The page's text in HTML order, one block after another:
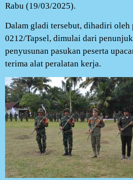
Rabu (19/03/2025).
Dalam gladi tersebut, dihadiri
0212/Tapsel, dimulai dari
penyusunan pasukan peserta
terima alat peralatan kerja.